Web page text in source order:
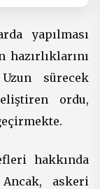
yapılması
sürecek
ordu,
hakkında
askeri